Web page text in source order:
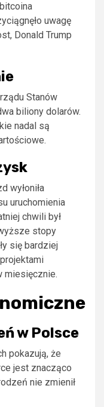
uwagę
Donald Trump
Stanów
biliony dolarów.
nadal są
wyłoniła
uruchomienia
chwili był
stopy
się bardziej
miesięcznie.
w Polsce
pokazują, że
jest znacząco
nie zmienił